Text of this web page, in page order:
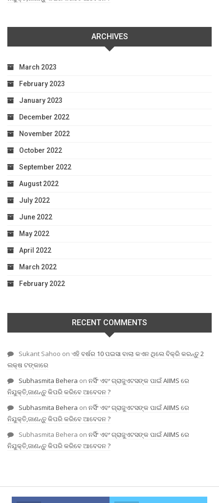
ARCHIVES
March 2023
February 2023
January 2023
December 2022
November 2022
October 2022
September 2022
August 2022
July 2022
June 2022
May 2022
April 2022
March 2022
February 2022
RECENT COMMENTS
Sukant Sahoo on ଏହି ବର୍ଷର 10 ପଇସା ବାଲା କଏନ ଥିଲେ ବିକ୍ରି କରନ୍ତୁ 2
ଲକ୍ଷ ଟଙ୍କାରେ
Subhasmita Behera on ନର୍ସିଂ ଏବଂ ଗ୍ରାଜୁଏଟସଙ୍କ ପାଇଁ AIIMS ରେ
ନିଯୁକ୍ତି,ଜାଣନ୍ତୁ କିପରି କରିବେ ଆବେଦନ ?
Subhasmita Behera on ନର୍ସିଂ ଏବଂ ଗ୍ରାଜୁଏଟସଙ୍କ ପାଇଁ AIIMS ରେ
ନିଯୁକ୍ତି,ଜାଣନ୍ତୁ କିପରି କରିବେ ଆବେଦନ ?
Subhasmita Behera on ନର୍ସିଂ ଏବଂ ଗ୍ରାଜୁଏଟସଙ୍କ ପାଇଁ AIIMS ରେ
ନିଯୁକ୍ତି,ଜାଣନ୍ତୁ କିପରି କରିବେ ଆବେଦନ ?